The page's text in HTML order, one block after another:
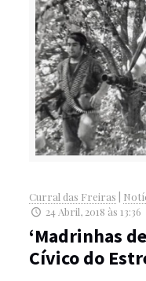
Curral das Freiras
24 Abril, 2018 às 13:36
‘Madrinhas
Cívico do